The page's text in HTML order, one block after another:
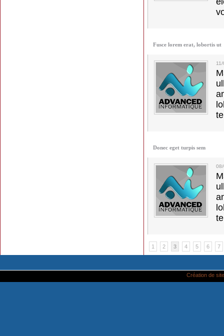
Fusce lorem erat, lobortis ut
Donec eget turpis sem
1 2 3 4 5 6 7
Création de